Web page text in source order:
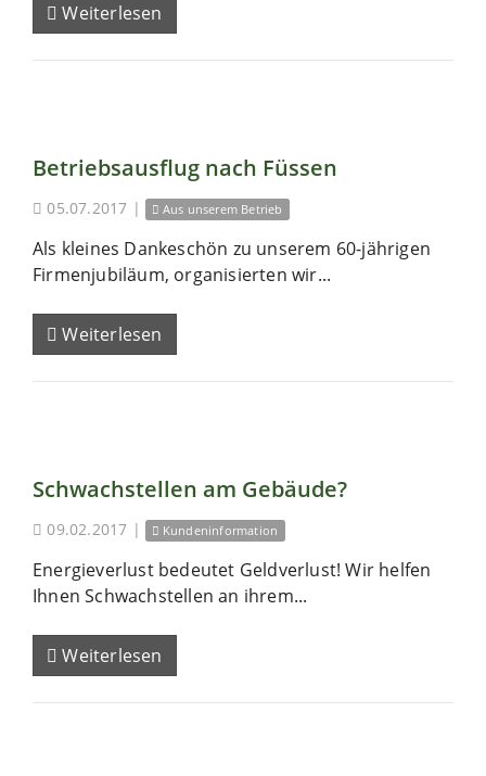
Weiterlesen
Betriebsausflug nach Füssen
05.07.2017 | Aus unserem Betrieb
Als kleines Dankeschön zu unserem 60-jährigen
Firmenjubiläum, organisierten wir...
Weiterlesen
Schwachstellen am Gebäude?
09.02.2017 | Kundeninformation
Energieverlust bedeutet Geldverlust! Wir helfen
Ihnen Schwachstellen an ihrem...
Weiterlesen